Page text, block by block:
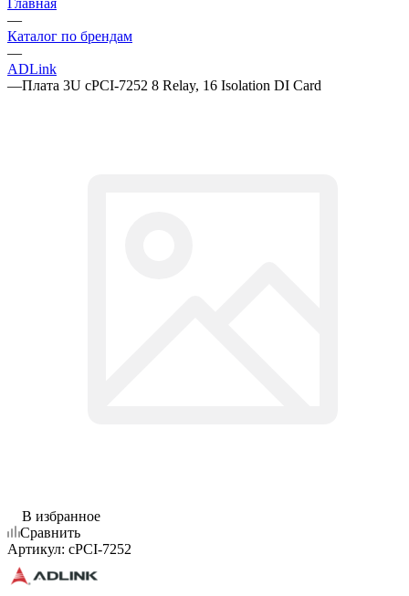
—
Каталог по брендам
—
ADLink
—Плата 3U cPCI-7252 8 Relay, 16 Isolation DI Card
В избранное
Сравнить
Артикул: cPCI-7252